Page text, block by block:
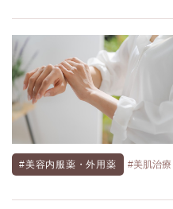
#美容内服薬・外用薬 #美肌治療